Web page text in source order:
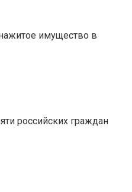
имущество в
российских граждан